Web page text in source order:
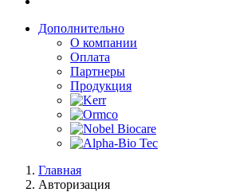
Дополнительно
О компании
Оплата
Партнеры
Продукция
Главная
Авторизация